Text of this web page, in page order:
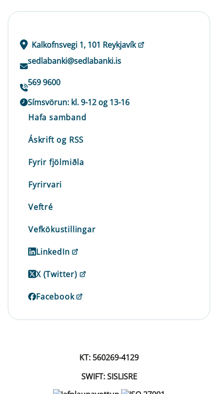
Kalkofnsvegi 1, 101 Reykjavík
sedlabanki@sedlabanki.is
569 9600
Símsvörun: kl. 9-12 og 13-16
Hafa samband
Áskrift og RSS
Fyrir fjölmiðla
Fyrirvari
Veftré
Vefkökustillingar
LinkedIn
X (Twitter)
Facebook
KT: 560269-4129
SWIFT: SISLISRE